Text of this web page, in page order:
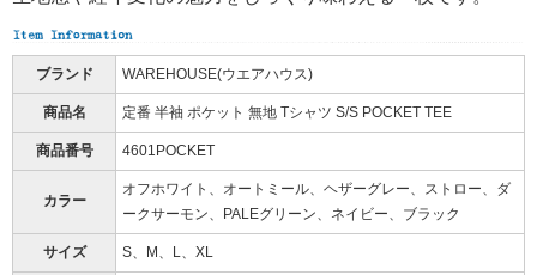
ブランド WAREHOUSE(ウエアハウス)
商品名 定番 半袖 ポケット 無地 Tシャツ S/S POCKET TEE
商品番号 4601POCKET
カラー
オフホワイト、オートミール、ヘザーグレー、ストロー、ダ
ークサーモン、PALEグリーン、ネイビー、ブラック
サイズ S、M、L、XL